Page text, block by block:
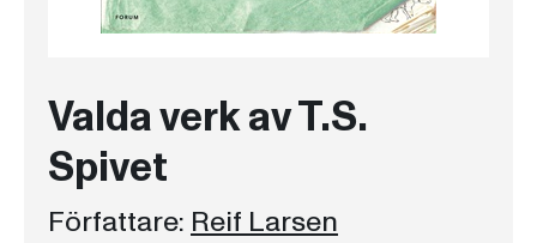
Valda verk av T.S.
Spivet
Författare: Reif Larsen